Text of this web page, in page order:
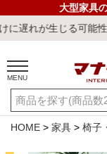
大型家具
る可能性がござい
MENU
ご利用ガイド
店舗一覧
HOME 家具 椅子